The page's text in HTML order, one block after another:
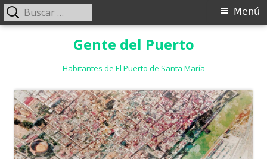
Gente del Puerto
Habitantes de El Puerto de Santa María
Menú
Menú
Buscar: